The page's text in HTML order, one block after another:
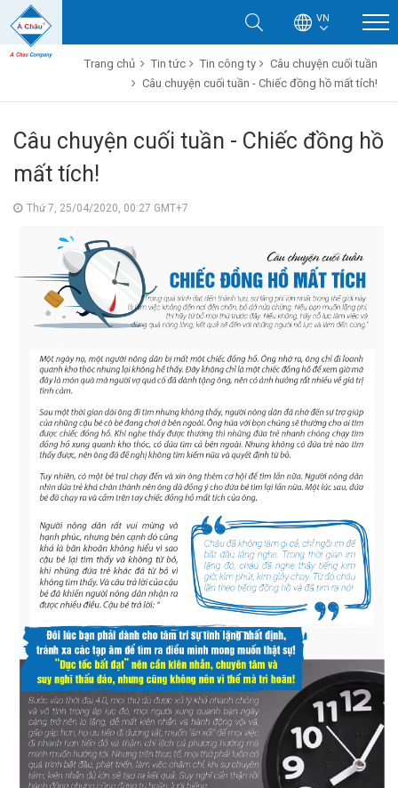
VN
Trang chủ Tin tức Tin công ty
Câu chuyện cuối tuần
Câu chuyện cuối tuần - Chiếc đồng hồ mất tích!
Câu chuyện cuối tuần - Chiếc đồng hồ
mất tích!
Thứ 7, 25/04/2020, 00:27 GMT+7